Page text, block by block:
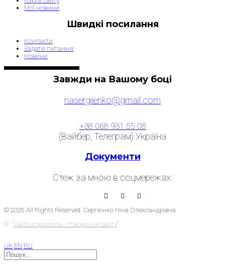
Мої новини
Швидкі посилання
Контакти
Задати питання
Новини
Завжди на Вашому боці
nasergiienko@gmail.com
+38 068 931 55 08
(Вайбер, Телеграм) Україна
Документи
Стеж за мною в соцмережах:
© 2026 All Rights Reserved. Сергієнко Ніна Олександрівна
© "Сайтостроитель - створення сайту"
UK EN RU